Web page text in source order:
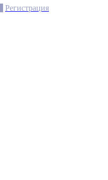
Регистрация